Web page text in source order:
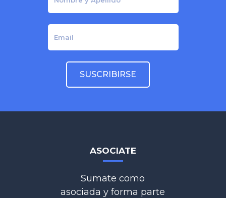
ASOCIATE
Sumate como
asociada y forma parte